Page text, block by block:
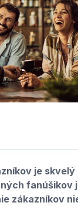
je
fanúšikov
zákazníkov